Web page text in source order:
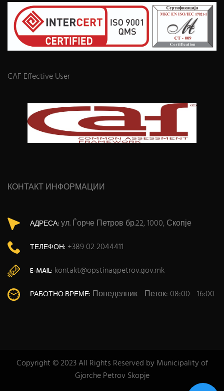
CAF Effective User
КОНТАКТ ИНФОРМАЦИИ
АДРЕСА: ул. Ѓорче Петров бр.22, 1000, Скопје
ТЕЛЕФОН: +389 02 2044411
E-MAIL: kontakt@opstinagpetrov.gov.mk
РАБОТНО ВРЕМЕ: Понеделник - Петок: 08:00 - 16:00
Copyright © 2023 All Rights Reserved by Municipality of
Gjorche Petrov Skopje